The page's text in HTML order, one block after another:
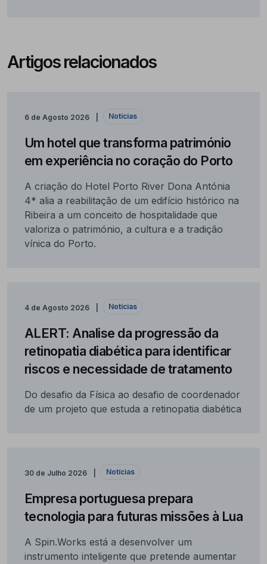
Artigos relacionados
6 de Agosto 2026 Notícias
Um hotel que transforma património
em experiência no coração do Porto
A criação do Hotel Porto River Dona Antónia
4* alia a reabilitação de um edifício histórico na
Ribeira a um conceito de hospitalidade que
valoriza o património, a cultura e a tradição
vínica do Porto.
4 de Agosto 2026 Notícias
ALERT: Analise da progressão da
retinopatia diabética para identificar
riscos e necessidade de tratamento
Do desafio da Física ao desafio de coordenador
de um projeto que estuda a retinopatia diabética
30 de Julho 2026 Notícias
Empresa portuguesa prepara
tecnologia para futuras missões à Lua
A Spin.Works está a desenvolver um
instrumento inteligente que pretende aumentar